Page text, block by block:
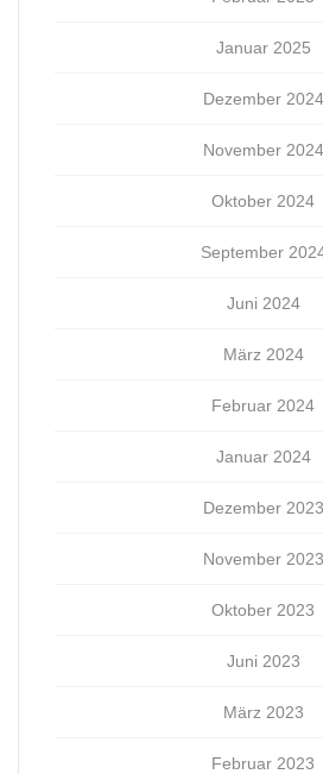
Januar 2025
Dezember 2024
November 2024
Oktober 2024
September
Juni 2024
März 2024
Februar 2024
Januar 2024
Dezember 2023
November 2023
Oktober 2023
Juni 2023
März 2023
Februar 2023